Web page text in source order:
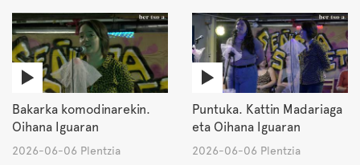
Bakarka komodinarekin.
Oihana Iguaran
2026-06-06 Plentzia
Puntuka. Kattin Madariaga
eta Oihana Iguaran
2026-06-06 Plentzia